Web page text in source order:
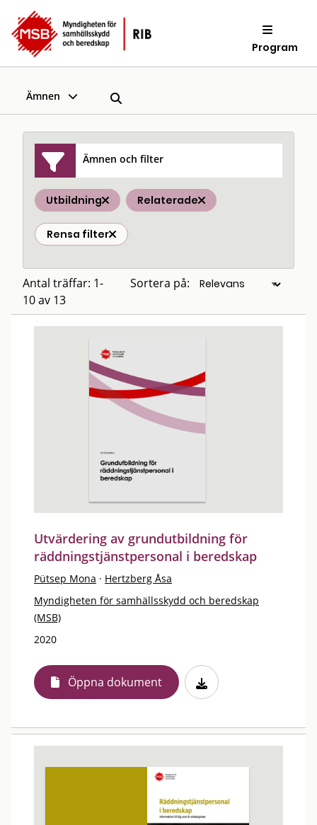
Program
Ämnen
Ämnen och filter
Utbildning Relaterade
Rensa filter
Antal träffar: 1-
10 av 13
Sortera på:
Utvärdering av grundutbildning för
räddningstjänstpersonal i beredskap
Pütsep Mona · Hertzberg Åsa
Myndigheten för samhällsskydd och beredskap
(MSB)
2020
Öppna dokument